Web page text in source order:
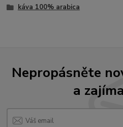
káva 100% arabica
Nepropásněte
a